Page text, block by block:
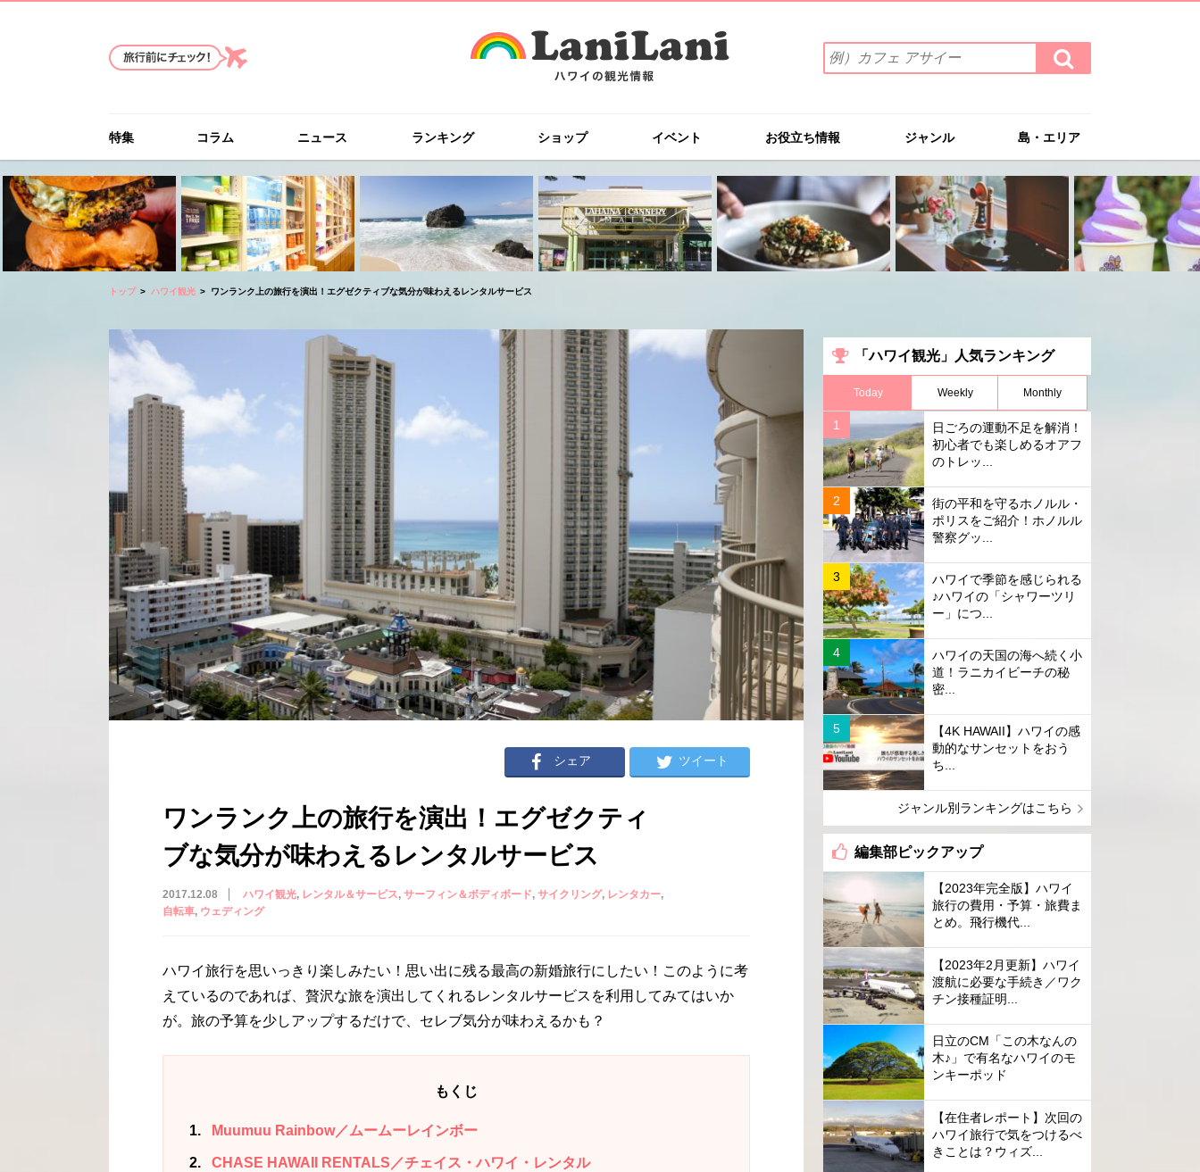
索
ワ
を
入
力
(例）
カ
フ
ェ
イ
ー
検
索
す
特集 コラム ニュース ランキング ショップ イベント お役立ち情報 ジャンル 島・エリア
トップ ハワイ観光 ワンランク上の旅行を演出！エグゼクティブな気分が味わえるレンタルサービス
シェア ツイート
ワンランク上の旅行を演出！エグゼクティ
ブな気分が味わえるレンタルサービス
2017.12.08 ハワイ観光 レンタル＆サービス サーフィン＆ボディボード サイクリング レンタカー
自転車 ウェディング
ハワイ旅行を思いっきり楽しみたい！思い出に残る最高の新婚旅行にしたい！このように考
えているのであれば、贅沢な旅を演出してくれるレンタルサービスを利用してみてはいか
が。旅の予算を少しアップするだけで、セレブ気分が味わえるかも？
もくじ
1 Muumuu Rainbow／ムームーレインボー
2 CHASE HAWAII RENTALS／チェイス・ハワイ・レンタル
「ハワイ観光」人気ランキング
Today Weekly Monthly
日ごろの運動不足を解消！
初心者でも楽しめるオアフ
のトレッ...
街の平和を守るホノルル・
ポリスをご紹介！ホノルル
警察グッ...
ハワイで季節を感じられる
♪ハワイの「シャワーツリ
ー」につ...
ハワイの天国の海へ続く小
道！ラニカイビーチの秘
密...
【4K HAWAII】ハワイの感
動的なサンセットをおう
ち...
ジャンル別ランキングはこちら
編集部ピックアップ
【2023年完全版】ハワイ
旅行の費用・予算・旅費ま
とめ。飛行機代...
【2023年2月更新】ハワイ
渡航に必要な手続き／ワク
チン接種証明...
日立のCM「この木なんの
木♪」で有名なハワイのモ
ンキーポッド
【在住者レポート】次回の
ハワイ旅行で気をつけるべ
きことは？ウィズ...